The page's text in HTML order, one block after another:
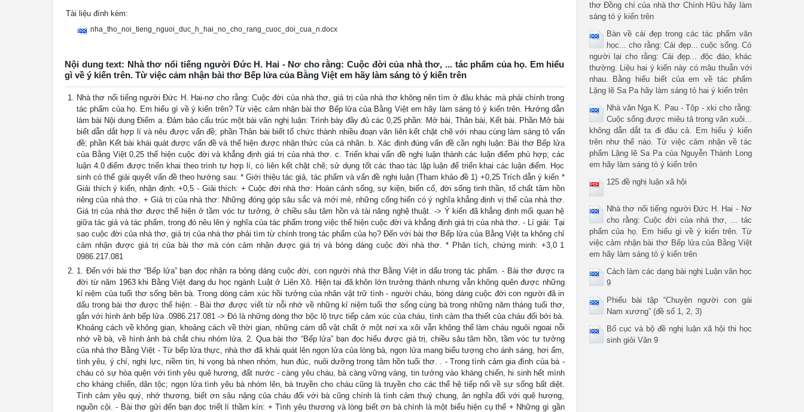
Tài liệu đính kèm:
nha_tho_noi_tieng_nguoi_duc_h_hai_no_cho_rang_cuoc_doi_cua_n.docx
Nội dung text: Nhà thơ nổi tiếng người Đức H. Hai - Nơ cho rằng: Cuộc đời của nhà thơ, ... tác phẩm của họ. Em hiểu
gì về ý kiến trên. Từ việc cảm nhận bài thơ Bếp lửa của Bằng Việt em hãy làm sáng tỏ ý kiến trên
Nhà thơ nổi tiếng người Đức H. Hai-nơ cho rằng: Cuộc đời của nhà thơ, giá trị của nhà thơ không nên tìm ở đâu khác mà phải chính trong
tác phẩm của họ. Em hiểu gì về ý kiến trên? Từ việc cảm nhận bài thơ Bếp lửa của Bằng Việt em hãy làm sáng tỏ ý kiến trên. Hướng dẫn
làm bài Nội dung Điểm a. Đảm bảo cấu trúc một bài văn nghị luận: Trình bày đầy đủ các 0,25 phần: Mở bài, Thân bài, Kết bài. Phần Mở bài
biết dẫn dắt hợp lí và nêu được vấn đề; phần Thân bài biết tổ chức thành nhiều đoạn văn liên kết chặt chẽ với nhau cùng làm sáng tỏ vấn
đề; phần Kết bài khái quát được vấn đề và thể hiện được nhận thức của cá nhân. b. Xác định đúng vấn đề cần nghị luận: Bài thơ Bếp lửa
của Bằng Việt 0,25 thể hiện cuộc đời và khẳng định giá trị của nhà thơ. c. Triển khai vấn đề nghị luận thành các luận điểm phù hợp; các
luận 4.0 điểm được triển khai theo trình tự hợp lí, có liên kết chặt chẽ; sử dụng tốt các thao tác lập luận để triển khai các luận điểm. Học
sinh có thể giải quyết vấn đề theo hướng sau: * Giới thiệu tác giả, tác phẩm và vấn đề nghị luận (Tham khảo đề 1) +0,25 Trích dẫn ý kiến *
Giải thích ý kiến, nhận định: +0,5 - Giải thích: + Cuộc đời nhà thơ: Hoàn cảnh sống, sự kiện, biến cố, đời sống tinh thần, tố chất tâm hồn
riêng của nhà thơ. + Giá trị của nhà thơ: Những đóng góp sâu sắc và mới mẻ, những cống hiến có ý nghĩa khẳng định vị thế của nhà thơ.
Giá trị của nhà thơ được thể hiện ở tầm vóc tư tưởng, ở chiều sâu tâm hồn và tài năng nghệ thuật. -> Ý kiến đã khẳng định mối quan hệ
giữa tác giả và tác phẩm, trong đó nêu lên ý nghĩa của tác phẩm trong việc thể hiện cuộc đời và khẳng định giá trị của nhà thơ. - Lí giải: Tại
sao cuộc đời của nhà thơ, giá trị của nhà thơ phải tìm từ chính trong tác phẩm của họ? Đến với bài thơ Bếp lửa của Bằng Việt ta không chỉ
cảm nhận được giá trị của bài thơ mà còn cảm nhận được giá trị và bóng dáng cuộc đời nhà thơ. * Phân tích, chứng minh: +3,0 1
0986.217.081
1. Đến với bài thơ “Bếp lửa” bạn đọc nhận ra bóng dáng cuộc đời, con người nhà thơ Bằng Việt in dấu trong tác phẩm. - Bài thơ được ra
đời từ năm 1963 khi Bằng Việt đang du học ngành Luật ở Liên Xô. Hiện tại đã khôn lớn trưởng thành nhưng vẫn không quên được những
kỉ niệm của tuổi thơ sống bên bà. Trong dòng cảm xúc hồi tưởng của nhân vật trữ tình - người cháu, bóng dáng cuộc đời con người đã in
dấu trong bài thơ được thể hiện: - Bài thơ được viết từ nỗi nhớ về những kỉ niệm tuổi thơ sống cùng bà trong những năm tháng tuổi thơ,
gắn với hình ảnh bếp lửa .0986.217.081 -> Đó là những dòng thơ bộc lộ trực tiếp cảm xúc của cháu, tình cảm tha thiết của cháu đối bới bà.
Khoảng cách về không gian, khoảng cách về thời gian, những cám dỗ vật chất ở một nơi xa xôi vẫn không thể làm cháu nguôi ngoai nỗi
nhớ về bà, về hình ảnh bà chắt chiu nhóm lửa. 2. Qua bài thơ “Bếp lửa” bạn đọc hiểu được giá trị, chiều sâu tâm hồn, tầm vóc tư tưởng
của nhà thơ Bằng Việt - Từ bếp lửa thực, nhà thơ đã khái quát lên ngọn lửa của lòng bà, ngọn lửa mang biểu tượng cho ánh sáng, hơi ấm,
tình yêu, ý chí, nghị lực, niềm tin, hi vọng bà nhen nhóm, hun đúc, nuôi dưỡng trong tâm hồn tuổi thơ. . - Trong tình cảm gia đình của bà -
cháu có sự hòa quện với tình yêu quê hương, đất nước - càng yêu cháu, bà càng vững vàng, tin tưởng vào kháng chiến, hi sinh hết mình
cho kháng chiến, dân tộc; ngọn lửa tình yêu bà nhóm lên, bà truyền cho cháu cũng là truyền cho các thế hệ tiếp nối về sự sống bất diệt.
Tình cảm yêu quý, nhớ thương, biết ơn sâu nặng của cháu đối với bà cũng chính là tình cảm thuỷ chung, ân nghĩa đối với quê hương,
nguồn cội. - Bài thơ gửi đến bạn đọc triết lí thầm kín: + Tình yêu thương và lòng biết ơn bà chính là một biểu hiện cụ thể + Những gì gần
thơ Đồng chí của nhà thơ Chính Hữu hãy làm
sáng tỏ ý kiến trên
Bàn về cái đẹp trong các tác phẩm văn
học... cho rằng: Cái đẹp... cuộc sống. Có
người lại cho rằng: Cái đẹp... độc đáo, khác
thường. Liệu hai ý kiến này có mâu thuẫn với
nhau. Bằng hiểu biết của em về tác phẩm
Lặng lẽ Sa Pa hãy làm sáng tỏ hai ý kiến trên
Nhà văn Nga K. Pau - Tôp - xki cho rằng:
Cuộc sống được miêu tả trong văn xuôi...
không dẫn dắt ta đi đâu cả. Em hiểu ý kiến
trên như thế nào. Từ việc cảm nhận về tác
phẩm Lặng lẽ Sa Pa của Nguyễn Thành Long
em hãy làm sáng tỏ ý kiến trên
125 đề nghị luận xã hội
Nhà thơ nổi tiếng người Đức H. Hai - Nơ
cho rằng: Cuộc đời của nhà thơ, ... tác
phẩm của họ. Em hiểu gì về ý kiến trên. Từ
việc cảm nhận bài thơ Bếp lửa của Bằng Việt
em hãy làm sáng tỏ ý kiến trên
Cách làm các dạng bài nghị Luận văn học
9
Phiếu bài tập “Chuyện người con gái
Nam xương” (đề số 1, 2, 3)
Bố cục và bộ đề nghị luận xã hội thi học
sinh giỏi Văn 9